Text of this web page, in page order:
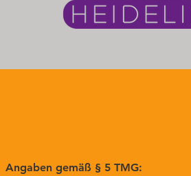
Angaben gemäß § 5 TMG: